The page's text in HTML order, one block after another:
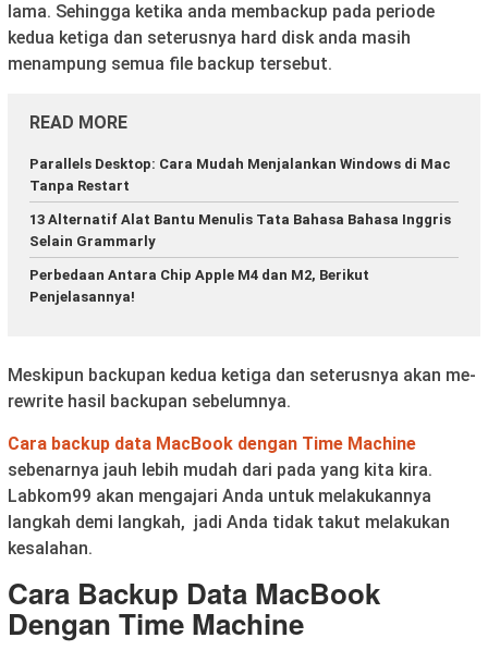
lama. Sehingga ketika anda membackup pada periode
kedua ketiga dan seterusnya hard disk anda masih
menampung semua file backup tersebut.
READ MORE
Parallels Desktop: Cara Mudah Menjalankan Windows di Mac
Tanpa Restart
13 Alternatif Alat Bantu Menulis Tata Bahasa Bahasa Inggris
Selain Grammarly
Perbedaan Antara Chip Apple M4 dan M2, Berikut
Penjelasannya!
Meskipun backupan kedua ketiga dan seterusnya akan me-
rewrite hasil backupan sebelumnya.
Cara backup data MacBook dengan Time Machine
sebenarnya jauh lebih mudah dari pada yang kita kira.
Labkom99 akan mengajari Anda untuk melakukannya
langkah demi langkah, jadi Anda tidak takut melakukan
kesalahan.
Cara Backup Data MacBook
Dengan Time Machine